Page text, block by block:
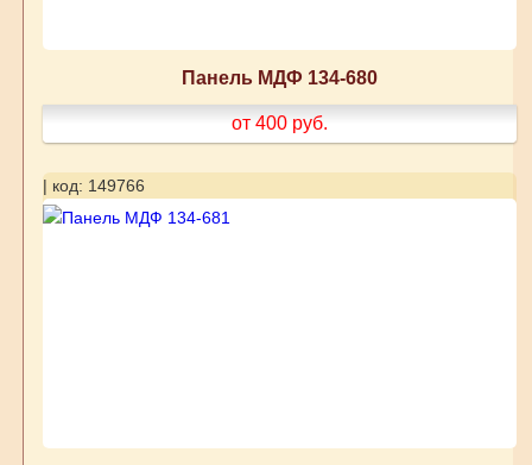
Панель МДФ 134-680
от 400 руб.
| код: 149766